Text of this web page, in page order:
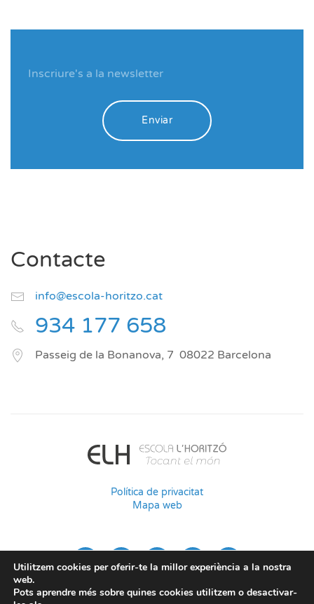
Enviar
Contacte
info@escola-horitzo.cat
934 177 658
Passeig de la Bonanova, 7 08022 Barcelona
Política de privacitat
Mapa web
Utilitzem cookies per oferir-te la millor experiència a la nostra
web.
Pots aprendre més sobre quines cookies utilitzem o desactivar-